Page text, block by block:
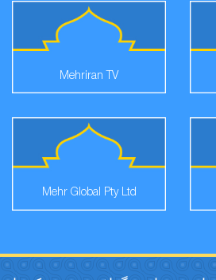
Mehriran TV
Mehr Global Pty Ltd